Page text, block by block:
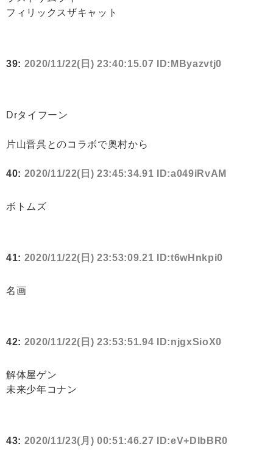
フィリックスザキャット
39: 2020/11/22(日) 23:40:15.07 ID:MByazvtj0
Drタイフーン
片山晋呉とのコラボで奥村から
40: 2020/11/22(日) 23:45:34.91 ID:a049iRvAM
ボトムズ
41: 2020/11/22(日) 23:53:09.21 ID:t6wHnkpi0
名画
42: 2020/11/22(日) 23:53:51.94 ID:njgxSioX0
解体屋ゲン
未来少年コナン
43: 2020/11/23(月) 00:51:46.27 ID:eV+DlbBR0